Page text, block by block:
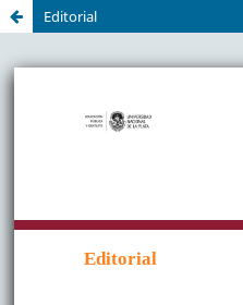
Editorial